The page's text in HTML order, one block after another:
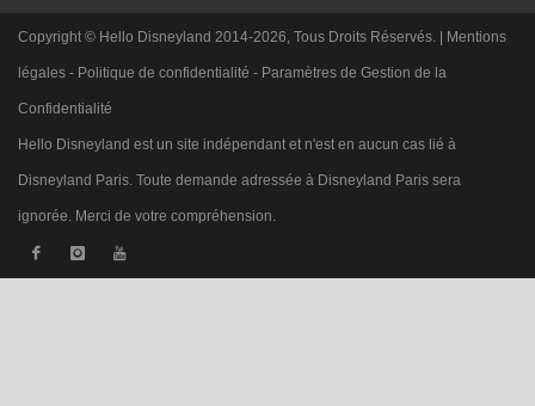
Copyright © Hello Disneyland 2014-2026, Tous Droits Réservés. | Mentions
légales - Politique de confidentialité - Paramètres de Gestion de la
Confidentialité
Hello Disneyland est un site indépendant et n'est en aucun cas lié à
Disneyland Paris. Toute demande adressée à Disneyland Paris sera
ignorée. Merci de votre compréhension.